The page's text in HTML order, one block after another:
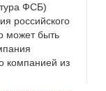
ФСБ)
российского
может быть
компанией из